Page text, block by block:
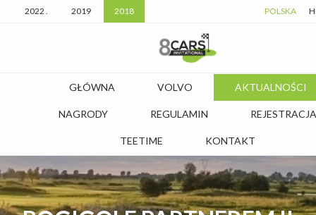
2022 . 2019 2018 POLSKA
GŁÓWNA VOLVO AKTUALNOŚCI
NAGRODY REGULAMIN REJESTRACJA
TEETIME KONTAKT